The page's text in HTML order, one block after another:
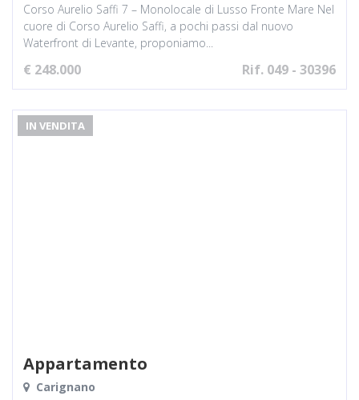
Corso Aurelio Saffi 7 – Monolocale di Lusso Fronte Mare Nel
cuore di Corso Aurelio Saffi, a pochi passi dal nuovo
Waterfront di Levante, proponiamo...
€ 248.000 Rif. 049 - 30396
IN VENDITA
Appartamento
Carignano